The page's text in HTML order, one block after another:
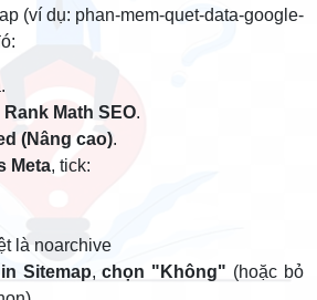
(ví dụ: phan-mem-quet-data-google-
Rank Math SEO.
(Nâng cao).
Meta, tick:
là noarchive
Sitemap,chọn "Không" (hoặc bỏ